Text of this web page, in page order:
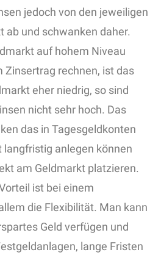
jedoch von den jeweiligen
ab und schwanken daher.
auf hohem Niveau
Zinsertrag rechnen, ist das
eher niedrig, so sind
nicht sehr hoch. Das
das in Tagesgeldkonten
langfristig anlegen können
am Geldmarkt platzieren.
ist bei einem
die Flexibilität. Man kann
Geld verfügen und
lange Fristen